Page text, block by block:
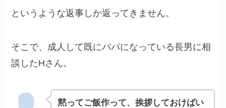
というような返事しか返ってきません。
そこで、成人して既にパパになっている長男に相
談したHさん。
黙ってご飯作って、挨拶しておけばい